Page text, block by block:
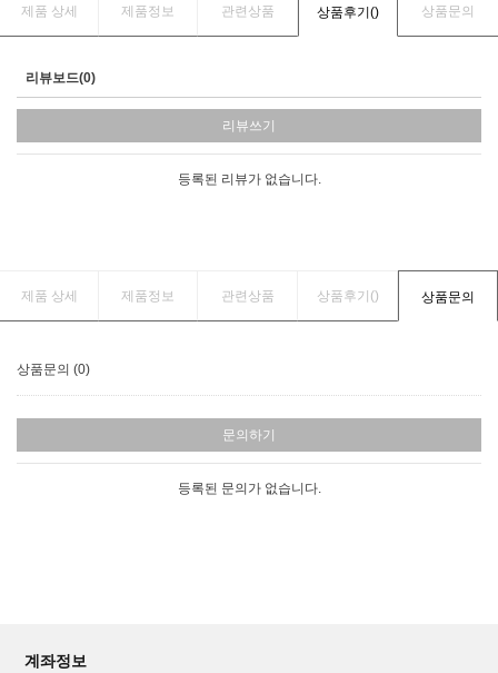
제품 상세 제품정보 관련상품 상품후기() 상품문의
리뷰보드(0)
리뷰쓰기
등록된 리뷰가 없습니다.
제품 상세 제품정보 관련상품 상품후기() 상품문의
상품문의 (0)
문의하기
등록된 문의가 없습니다.
계좌정보